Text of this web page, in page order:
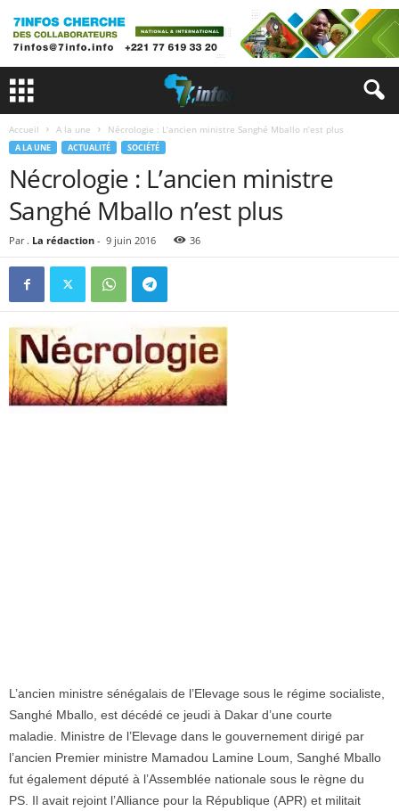
Accueil A la une Nécrologie : L’ancien ministre Sanghé Mballo n’est plus
A LA UNE ACTUALITÉ SOCIÉTÉ
Nécrologie : L’ancien ministre
Sanghé Mballo n’est plus
Par . La rédaction - 9 juin 2016 36
L’ancien ministre sénégalais de l’Elevage sous le régime socialiste,
Sanghé Mballo, est décédé ce jeudi à Dakar d’une courte
maladie. Ministre de l’Elevage dans le gouvernement dirigé par
l’ancien Premier ministre Mamadou Lamine Loum, Sanghé Mballo
fut également député à l’Assemblée nationale sous le règne du
PS. Il avait rejoint l’Alliance pour la République (APR) et militait